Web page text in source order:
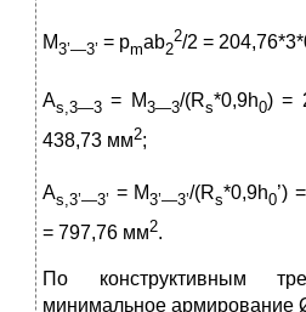
M3’—3’ = pmab2
2/2 =
As,3—3 = M3—3/(Rs*0,9h0) =
438,73 мм2;
As,3’—3’ = M3’—3’/(Rs*0,9h0’)
= 797,76 мм2.
По конструктивным
минимальное армирование